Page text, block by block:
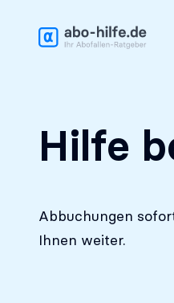
Hilfe
Abbuchungen
Ihnen weiter.